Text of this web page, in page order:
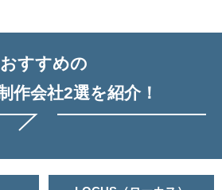
おすすめの
作会社2選を紹介！